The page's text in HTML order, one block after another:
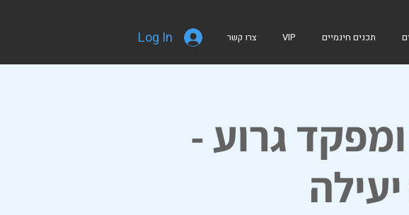
Log In תכנים חינמיים VIP צרו קשר
גרוע -